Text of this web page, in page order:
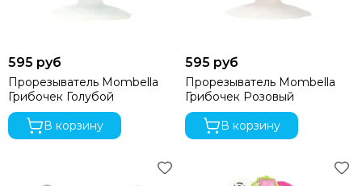
595 руб
Прорезыватель Mombella
Грибочек Голубой
В корзину
595 руб
Прорезыватель Mombella
Грибочек Розовый
В корзину